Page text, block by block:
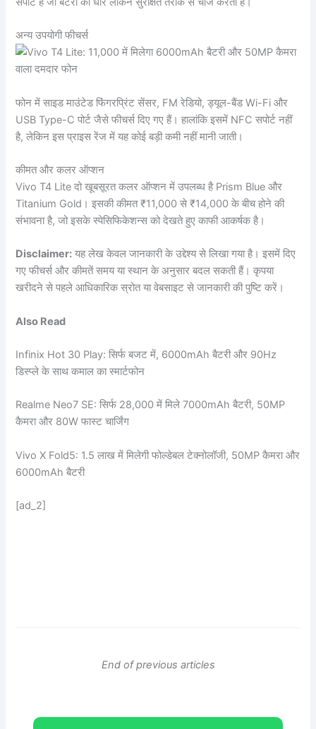
अन्य उपयोगी फीचर्स
फोन में साइड माउंटेड फिंगरप्रिंट सेंसर, FM रेडियो, ड्यूल-बैंड Wi-Fi और
USB Type-C पोर्ट जैसे फीचर्स दिए गए हैं। हालांकि इसमें NFC सपोर्ट नहीं
है, लेकिन इस प्राइस रेंज में यह कोई बड़ी कमी नहीं मानी जाती।
कीमत और कलर ऑप्शन
Vivo T4 Lite दो खूबसूरत कलर ऑप्शन में उपलब्ध है Prism Blue और
Titanium Gold। इसकी कीमत ₹11,000 से ₹14,000 के बीच होने की
संभावना है, जो इसके स्पेसिफिकेशन्स को देखते हुए काफी आकर्षक है।
Disclaimer: यह लेख केवल जानकारी के उद्देश्य से लिखा गया है। इसमें दिए
गए फीचर्स और कीमतें समय या स्थान के अनुसार बदल सकती हैं। कृपया
खरीदने से पहले आधिकारिक स्रोत या वेबसाइट से जानकारी की पुष्टि करें।
Also Read
Infinix Hot 30 Play: सिर्फ बजट में, 6000mAh बैटरी और 90Hz
डिस्प्ले के साथ कमाल का स्मार्टफोन
Realme Neo7 SE: सिर्फ 28,000 में मिले 7000mAh बैटरी, 50MP
कैमरा और 80W फास्ट चार्जिंग
Vivo X Fold5: 1.5 लाख में मिलेगी फोल्डेबल टेक्नोलॉजी, 50MP कैमरा और
6000mAh बैटरी
[ad_2]
End of previous articles